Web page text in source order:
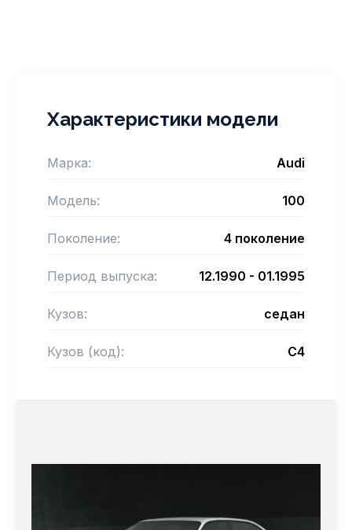
Характеристики модели
Марка: Audi
Модель: 100
Поколение: 4 поколение
Период выпуска: 12.1990 - 01.1995
Кузов: седан
Кузов (код): C4